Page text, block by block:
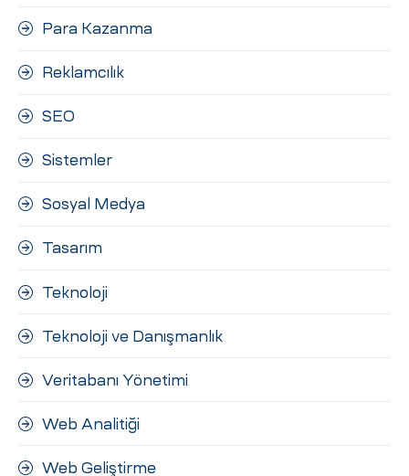
Para Kazanma
Reklamcılık
SEO
Sistemler
Sosyal Medya
Tasarım
Teknoloji
Teknoloji ve Danışmanlık
Veritabanı Yönetimi
Web Analitiği
Web Geliştirme